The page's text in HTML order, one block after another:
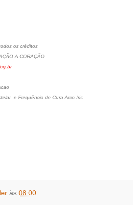
os créditos
A CORAÇÃO
e Frequência de Cura Arco Iris
às 08:00